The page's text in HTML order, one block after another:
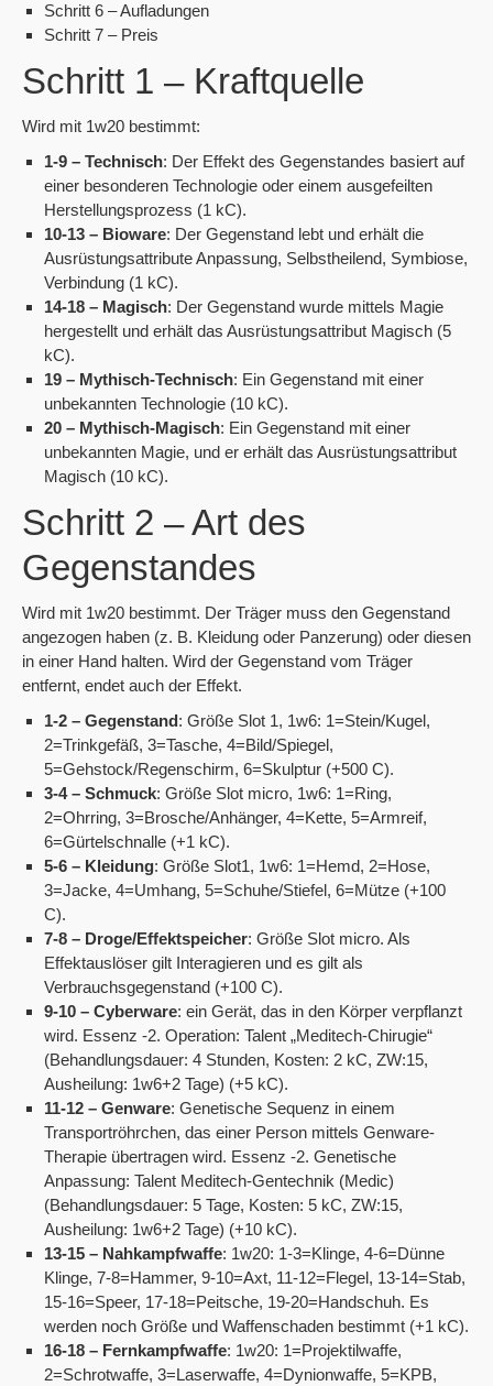
Schritt 6 – Aufladungen
Schritt 7 – Preis
Schritt 1 – Kraftquelle
Wird mit 1w20 bestimmt:
1-9 – Technisch: Der Effekt des Gegenstandes basiert auf
einer besonderen Technologie oder einem ausgefeilten
Herstellungsprozess (1 kC).
10-13 – Bioware: Der Gegenstand lebt und erhält die
Ausrüstungsattribute Anpassung, Selbstheilend, Symbiose,
Verbindung (1 kC).
14-18 – Magisch: Der Gegenstand wurde mittels Magie
hergestellt und erhält das Ausrüstungsattribut Magisch (5
kC).
19 – Mythisch-Technisch: Ein Gegenstand mit einer
unbekannten Technologie (10 kC).
20 – Mythisch-Magisch: Ein Gegenstand mit einer
unbekannten Magie, und er erhält das Ausrüstungsattribut
Magisch (10 kC).
Schritt 2 – Art des
Gegenstandes
Wird mit 1w20 bestimmt. Der Träger muss den Gegenstand
angezogen haben (z. B. Kleidung oder Panzerung) oder diesen
in einer Hand halten. Wird der Gegenstand vom Träger
entfernt, endet auch der Effekt.
1-2 – Gegenstand: Größe Slot 1, 1w6: 1=Stein/Kugel,
2=Trinkgefäß, 3=Tasche, 4=Bild/Spiegel,
5=Gehstock/Regenschirm, 6=Skulptur (+500 C).
3-4 – Schmuck: Größe Slot micro, 1w6: 1=Ring,
2=Ohrring, 3=Brosche/Anhänger, 4=Kette, 5=Armreif,
6=Gürtelschnalle (+1 kC).
5-6 – Kleidung: Größe Slot1, 1w6: 1=Hemd, 2=Hose,
3=Jacke, 4=Umhang, 5=Schuhe/Stiefel, 6=Mütze (+100
C).
7-8 – Droge/Effektspeicher: Größe Slot micro. Als
Effektauslöser gilt Interagieren und es gilt als
Verbrauchsgegenstand (+100 C).
9-10 – Cyberware: ein Gerät, das in den Körper verpflanzt
wird. Essenz -2. Operation: Talent „Meditech-Chirugie“
(Behandlungsdauer: 4 Stunden, Kosten: 2 kC, ZW:15,
Ausheilung: 1w6+2 Tage) (+5 kC).
11-12 – Genware: Genetische Sequenz in einem
Transportröhrchen, das einer Person mittels Genware-
Therapie übertragen wird. Essenz -2. Genetische
Anpassung: Talent Meditech-Gentechnik (Medic)
(Behandlungsdauer: 5 Tage, Kosten: 5 kC, ZW:15,
Ausheilung: 1w6+2 Tage) (+10 kC).
13-15 – Nahkampfwaffe: 1w20: 1-3=Klinge, 4-6=Dünne
Klinge, 7-8=Hammer, 9-10=Axt, 11-12=Flegel, 13-14=Stab,
15-16=Speer, 17-18=Peitsche, 19-20=Handschuh. Es
werden noch Größe und Waffenschaden bestimmt (+1 kC).
16-18 – Fernkampfwaffe: 1w20: 1=Projektilwaffe,
2=Schrotwaffe, 3=Laserwaffe, 4=Dynionwaffe, 5=KPB,